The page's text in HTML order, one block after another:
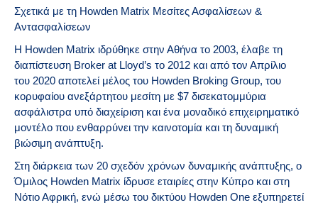
Σχετικά με τη Howden Matrix Μεσίτες Ασφαλίσεων &
Αντασφαλίσεων
Η Howden Matrix ιδρύθηκε στην Αθήνα το 2003, έλαβε τη
διαπίστευση Broker at Lloyd’s το 2012 και από τον Απρίλιο
του 2020 αποτελεί μέλος του Howden Broking Group, του
κορυφαίου ανεξάρτητου μεσίτη με $7 δισεκατομμύρια
ασφάλιστρα υπό διαχείριση και ένα μοναδικό επιχειρηματικό
μοντέλο που ενθαρρύνει την καινοτομία και τη δυναμική
βιώσιμη ανάπτυξη.
Στη διάρκεια των 20 σχεδόν χρόνων δυναμικής ανάπτυξης, o
Όμιλος Howden Matrix ίδρυσε εταιρίες στην Κύπρο και στη
Νότιο Αφρική, ενώ μέσω του δικτύου Howden One εξυπηρετεί